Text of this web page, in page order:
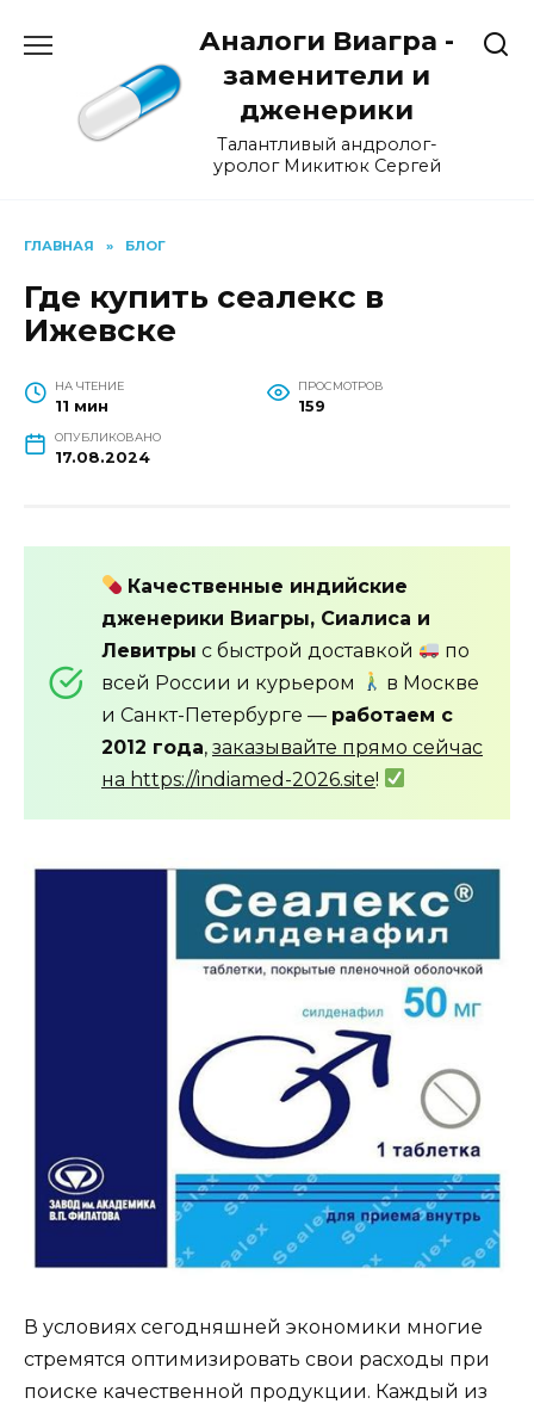
Аналоги Виагра -
заменители и
дженерики
Талантливый андролог-
уролог Микитюк Сергей
ГЛАВНАЯ » БЛОГ
Где купить сеалекс в
Ижевске
НА ЧТЕНИЕ
11 мин
ПРОСМОТРОВ
159
ОПУБЛИКОВАНО
17.08.2024
Качественные индийские
дженерики Виагры, Сиалиса и
Левитры с быстрой доставкой
по
всей России и курьером
в Москве
и Санкт-Петербурге — работаем с
2012 года, заказывайте прямо сейчас
на https://indiamed-2026.site!
В условиях сегодняшней экономики многие
стремятся оптимизировать свои расходы при
поиске качественной продукции. Каждый из